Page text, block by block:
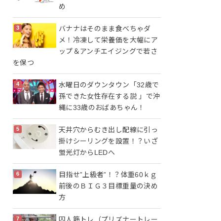
め
バナナはそのまま食べちゃダ
メ！冷凍して栄養価を大幅にア
ップ＆アンチエイジングで若さ
を保つ
水曜日のダウンタウン「32歳で
孫できた女性存在する説 」で沖
縄に33歳のおばあちゃん！
天井穴からむき出し配線に引っ
掛けシーリングを設置！？いざ
蛍光灯からLEDへ
目指せ”上級者”！？体重60ｋｇ
前後のＢＩＧ３目標重量の決め
方